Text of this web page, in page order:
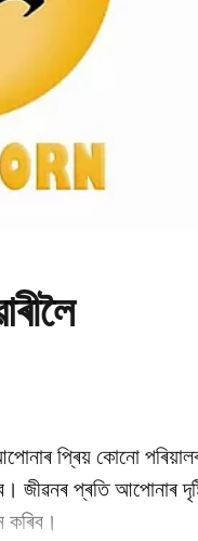
প্ৰিয় কোনো
প্ৰতি আপোনাৰ
কৰিব।